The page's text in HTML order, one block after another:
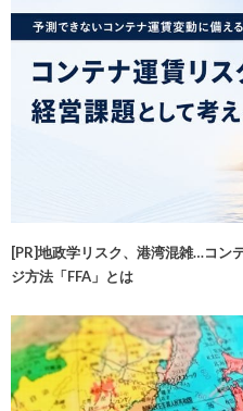
[PR]地政学リスク、港湾混雑…コン
ジ方法「FFA」とは